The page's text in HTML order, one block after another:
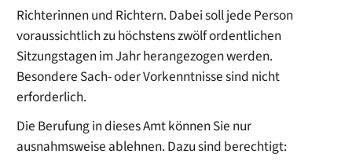
Richterinnen und Richtern. Dabei soll jede Person
voraussichtlich zu höchstens zwölf ordentlichen
Sitzungstagen im Jahr herangezogen werden.
Besondere Sach- oder Vorkenntnisse sind nicht
erforderlich.
Die Berufung in dieses Amt können Sie nur
ausnahmsweise ablehnen. Dazu sind berechtigt: